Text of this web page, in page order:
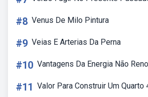
#8 Venus De Milo Pintura
#9 Veias E Arterias Da Perna
#10 Vantagens Da Energia Não
#11 Valor Para Construir Um Quarto